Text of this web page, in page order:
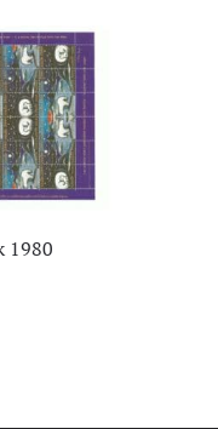
1980